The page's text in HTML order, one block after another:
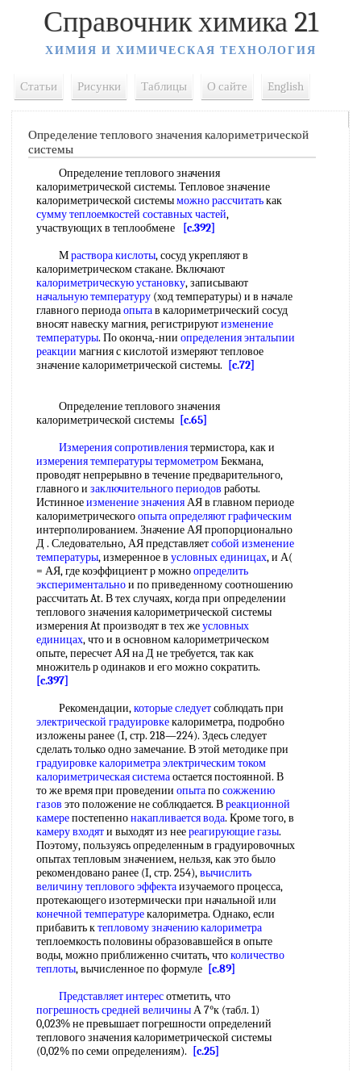
Справочник химика 21
ХИМИЯ И ХИМИЧЕСКАЯ ТЕХНОЛОГИЯ
Статьи Рисунки Таблицы О сайте English
Определение теплового значения калориметрической
системы
Определение теплового значения
калориметрической системы. Тепловое значение
калориметрической системыможно рассчитатькак
сумму теплоемкостей составных частей,
участвующих в теплообмене
[c.392]
Мраствора кислоты, сосуд укрепляют в
калориметрическом стакане. Включают
калориметрическую установку, записывают
начальную температуру (ход температуры) и в начале
главного периодаопытав калориметрический сосуд
вносят навеску магния, регистрируютизменение
температуры. По оконча,-нии определения энтальпии
реакции магния с кислотой измеряют тепловое
значение калориметрической системы.
[c.72]
Определение теплового значения
калориметрической системы [c.65]
Измерения сопротивлениятермистора, как и
измерения температуры термометромБекмана,
проводят непрерывно в течение предварительного,
главного и заключительного периодов работы.
Истинноеизменение значенияАЯ в главном периоде
калориметрическогоопытаопределяют графическим
интерполированием. Значение АЯ пропорционально
Д . Следовательно, АЯ представляетсобой изменение
температуры, измеренное в условных единицах, и А(
= АЯ, где коэффициент р можноопределить
экспериментальнои по приведенному соотношению
рассчитать At. В тех случаях, когда при определении
теплового значения калориметрической системы
измерения At производят в тех жеусловных
единицах, что и в основном калориметрическом
опыте, пересчет АЯ на Д не требуется, так как
множитель р одинаков и его можно сократить.
[c.397]
Рекомендации,которые следуетсоблюдать при
электрической градуировкекалориметра, подробно
изложены ранее (I, стр. 218—224). Здесь следует
сделать только одно замечание. В этой методике при
градуировке калориметраэлектрическим током
калориметрическая системаостается постоянной. В
то же время при проведении опытапосожжению
газов это положение не соблюдается. Вреакционной
камерепостепеннонакапливается вода. Кроме того, в
камеру входяти выходят из неереагирующие газы.
Поэтому, пользуясь определенным в градуировочных
опытах тепловым значением, нельзя, как это было
рекомендовано ранее (I, стр. 254),вычислить
величинутеплового эффектаизучаемого процесса,
протекающего изотермически при начальной или
конечной температурекалориметра. Однако, если
прибавить ктепловому значению калориметра
теплоемкость половины образовавшейся в опыте
воды, можно приближенно считать, чтоколичество
теплоты, вычисленное по формуле [c.89]
Представляет интересотметить, что
погрешность средней величиныА 7°к (табл. 1)
0,023% не превышает погрешности определений
теплового значения калориметрической системы
(0,02% по семи определениям).
[c.25]